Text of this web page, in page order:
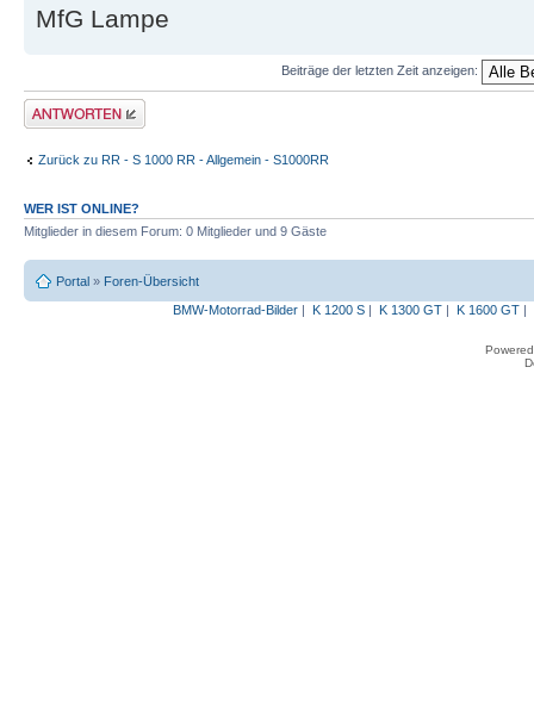
MfG Lampe
Beiträge der letzten Zeit anzeigen:
Antwort erstellen
Zurück zu RR - S 1000 RR - Allgemein - S1000RR
WER IST ONLINE?
Mitglieder in diesem Forum: 0 Mitglieder und 9 Gäste
Portal » Foren-Übersicht
BMW-Motorrad-Bilder| K 1200 S| K 1300 GT| K 1600 GT|